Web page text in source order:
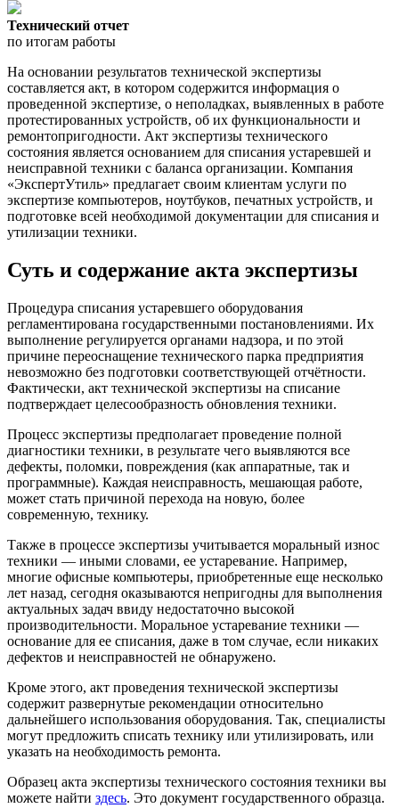
Технический отчет
по итогам работы
На основании результатов технической экспертизы
составляется акт, в котором содержится информация о
проведенной экспертизе, о неполадках, выявленных в работе
протестированных устройств, об их функциональности и
ремонтопригодности. Акт экспертизы технического
состояния является основанием для списания устаревшей и
неисправной техники с баланса организации. Компания
«ЭкспертУтиль» предлагает своим клиентам услуги по
экспертизе компьютеров, ноутбуков, печатных устройств, и
подготовке всей необходимой документации для списания и
утилизации техники.
Суть и содержание акта экспертизы
Процедура списания устаревшего оборудования
регламентирована государственными постановлениями. Их
выполнение регулируется органами надзора, и по этой
причине переоснащение технического парка предприятия
невозможно без подготовки соответствующей отчётности.
Фактически, акт технической экспертизы на списание
подтверждает целесообразность обновления техники.
Процесс экспертизы предполагает проведение полной
диагностики техники, в результате чего выявляются все
дефекты, поломки, повреждения (как аппаратные, так и
программные). Каждая неисправность, мешающая работе,
может стать причиной перехода на новую, более
современную, технику.
Также в процессе экспертизы учитывается моральный износ
техники — иными словами, ее устаревание. Например,
многие офисные компьютеры, приобретенные еще несколько
лет назад, сегодня оказываются непригодны для выполнения
актуальных задач ввиду недостаточно высокой
производительности. Моральное устаревание техники —
основание для ее списания, даже в том случае, если никаких
дефектов и неисправностей не обнаружено.
Кроме этого, акт проведения технической экспертизы
содержит развернутые рекомендации относительно
дальнейшего использования оборудования. Так, специалисты
могут предложить списать технику или утилизировать, или
указать на необходимость ремонта.
Образец акта экспертизы технического состояния техники вы
можете найти здесь. Это документ государственного образца.